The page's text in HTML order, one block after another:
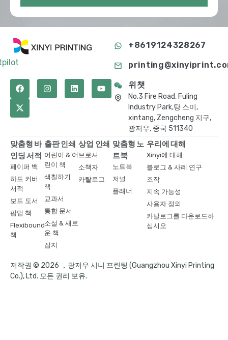
+8619124328267
위챗
No.3 Fire Road, Fuling
Industry Park,탕 스미,
xintang, Zengcheng 지구,
광저우, 중국 511340
맞춤형 바
인딩 서적
페이퍼 백
하드 커버
서적
보드 도서
팝업 책
Flexibound
책
출판 인쇄
어린이 & 어
린이 책
색칠하기
책
교과서
통합 문서
소설 & 새로
운 책
잡지
상업 인쇄
브로셔
소책자
카탈로그
맞춤형 노
트북
노트북
저널
플래너
우리에 대해
Xinyi에 대해
블로그 & 사례 연구
조작
지속 가능성
사용자 정의
카탈로그를 다운로드하
십시오
저작권 © 2026 ，광저우 시니 프린팅 (Guangzhou Xinyi Printing
Co.), Ltd. 모든 권리 보유.